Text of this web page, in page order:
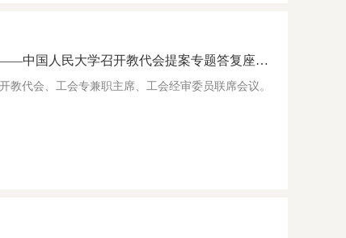
用精细化管理提高教学服务质量 ——中国人民大学召开教代会提案专题答复座谈会
教代会、工会专兼职主席、工会经审委员联席会议。